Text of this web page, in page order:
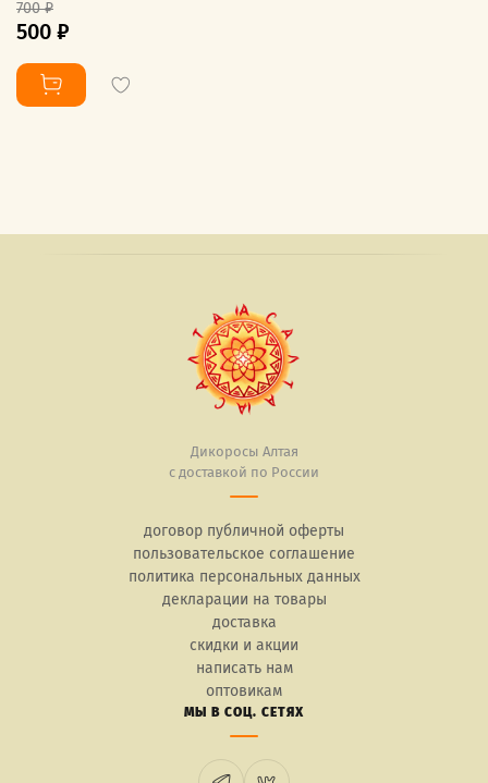
700 ₽
500 ₽
Дикоросы Алтая
с доставкой по России
договор публичной оферты
пользовательское соглашение
политика персональных данных
декларации на товары
доставка
скидки и акции
написать нам
оптовикам
МЫ В СОЦ. СЕТЯХ